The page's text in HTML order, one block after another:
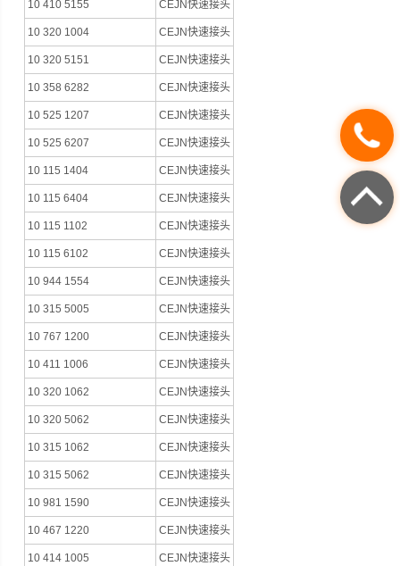
10 410 5155 CEJN快速接头
10 320 1004 CEJN快速接头
10 320 5151 CEJN快速接头
10 358 6282 CEJN快速接头
10 525 1207 CEJN快速接头
10 525 6207 CEJN快速接头
10 115 1404 CEJN快速接头
10 115 6404 CEJN快速接头
10 115 1102 CEJN快速接头
10 115 6102 CEJN快速接头
10 944 1554 CEJN快速接头
10 315 5005 CEJN快速接头
10 767 1200 CEJN快速接头
10 411 1006 CEJN快速接头
10 320 1062 CEJN快速接头
10 320 5062 CEJN快速接头
10 315 1062 CEJN快速接头
10 315 5062 CEJN快速接头
10 981 1590 CEJN快速接头
10 467 1220 CEJN快速接头
10 414 1005 CEJN快速接头